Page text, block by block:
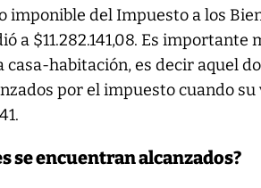
imponible del Impuesto a los
a $11.282.141,08. Es
casa-habitación, es decir aquel
por el impuesto cuando
se encuentran alcanzados?